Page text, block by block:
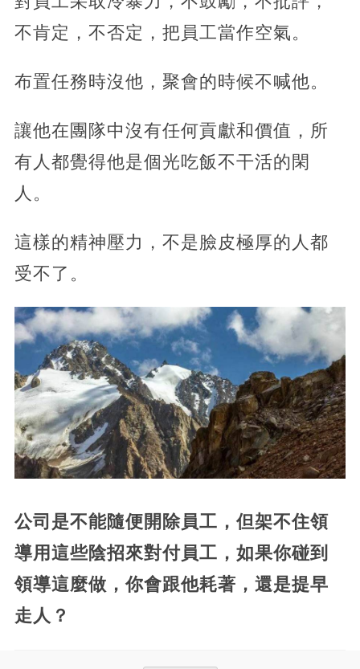
不肯定，不否定，把員工當作空氣。
布置任務時沒他，聚會的時候不喊他。
讓他在團隊中沒有任何貢獻和價值，所
有人都覺得他是個光吃飯不干活的閑
人。
這樣的精神壓力，不是臉皮極厚的人都
受不了。
公司是不能隨便開除員工，但架不住領
導用這些陰招來對付員工， 如果你碰到
領導這麼做，你會跟他耗著，還是提早
走人？